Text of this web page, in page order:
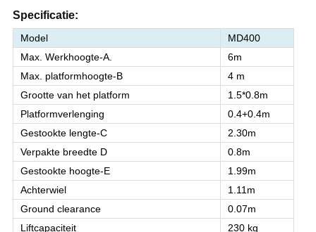
Specificatie:
Model
MD400
Max. Werkhoogte-A.
6m
Max. platformhoogte-B
4 m
Grootte van het platform
1.5*0.8m
Platformverlenging
0.4+0.4m
Gestookte lengte-C
2.30m
Verpakte breedte D
0.8m
Gestookte hoogte-E
1.99m
Achterwiel
1.11m
Ground clearance
0.07m
Liftcapaciteit
230 kg